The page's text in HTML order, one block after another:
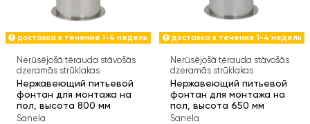
доставка в течение 1-4 недель
Nerūsējošā tērauda stāvošās
dzeramās strūklakas
Нержавеющий питьевой
фонтан для монтажа на
пол, высота 800 мм
Sanela
доставка в течение 1-4 недель
Nerūsējošā tērauda stāvošās
dzeramās strūklakas
Нержавеющий питьевой
фонтан для монтажа на
пол, высота 650 мм
Sanela